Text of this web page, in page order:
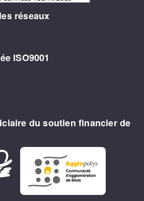
réseaux
ISO9001
du soutien financier de